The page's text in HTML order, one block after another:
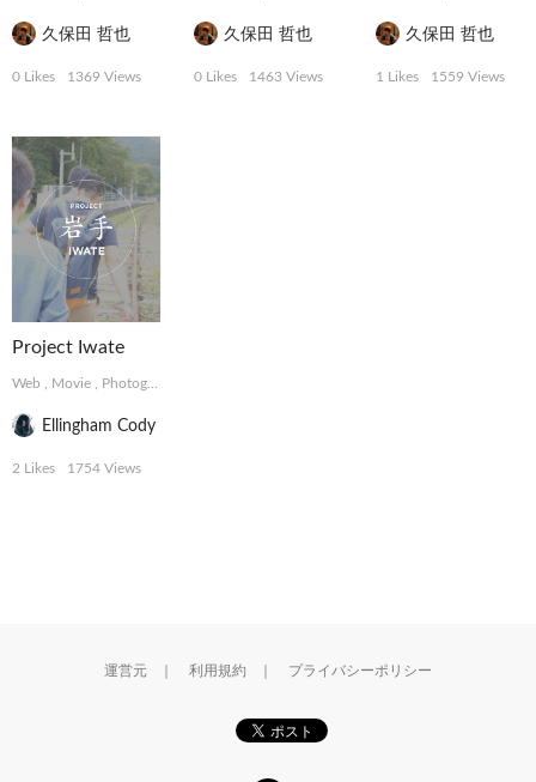
久保田 哲也
0 Likes 1369 Views
久保田 哲也
0 Likes 1463 Views
久保田 哲也
1 Likes 1559 Views
Project Iwate
Web Movie Photograph
Ellingham Cody
2 Likes 1754 Views
運営元 利用規約 プライバシーポリシー